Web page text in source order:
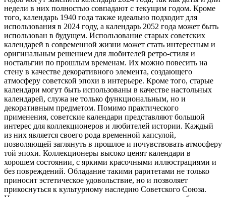
недели в них полностью совпадают с текущим годом. Кроме
того, календарь 1940 года также идеально подходит для
использования в 2024 году, а календарь 2052 года может быть
использован в будущем. Использование старых советских
календарей в современной жизни может стать интересным и
оригинальным решением для любителей ретро-стиля и
ностальгии по прошлым временам. Их можно повесить на
стену в качестве декоративного элемента, создающего
атмосферу советской эпохи в интерьере. Кроме того, старые
календари могут быть использованы в качестве настольных
календарей, служа не только функциональным, но и
декоративным предметом. Помимо практического
применения, советские календари представляют большой
интерес для коллекционеров и любителей истории. Каждый
из них является своего рода временной капсулой,
позволяющей заглянуть в прошлое и почувствовать атмосферу
той эпохи. Коллекционеры высоко ценят календари в
хорошем состоянии, с яркими красочными иллюстрациями и
без повреждений. Обладание такими раритетами не только
приносит эстетическое удовольствие, но и позволяет
прикоснуться к культурному наследию Советского Союза.